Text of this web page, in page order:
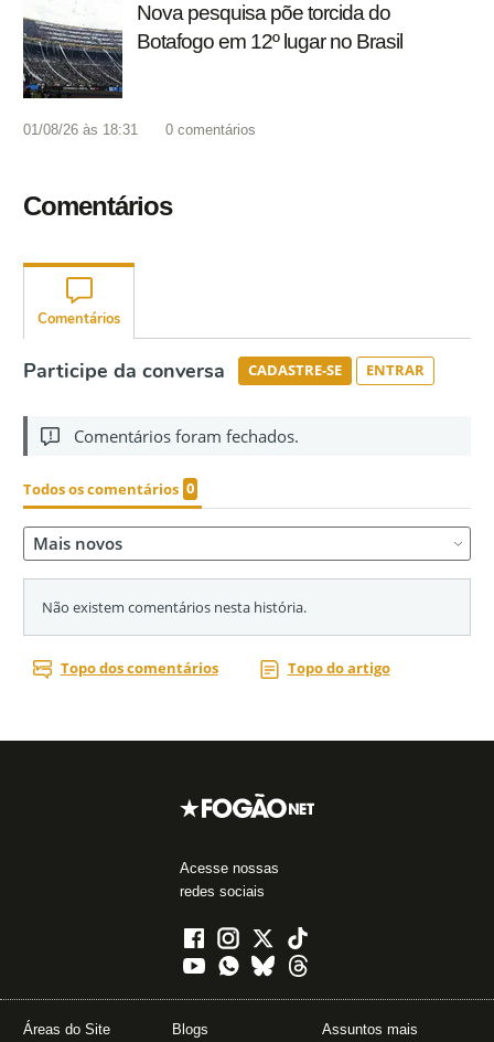
Nova pesquisa põe torcida do
Botafogo em 12º lugar no Brasil
01/08/26 às 18:31 0 comentários
Comentários
Acesse nossas
redes sociais
Áreas do Site Blogs
Assuntos mais